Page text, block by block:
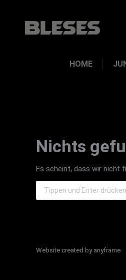
HOME
Nichts
Es scheint, dass wir nicht
Search:
Website created by anyframe